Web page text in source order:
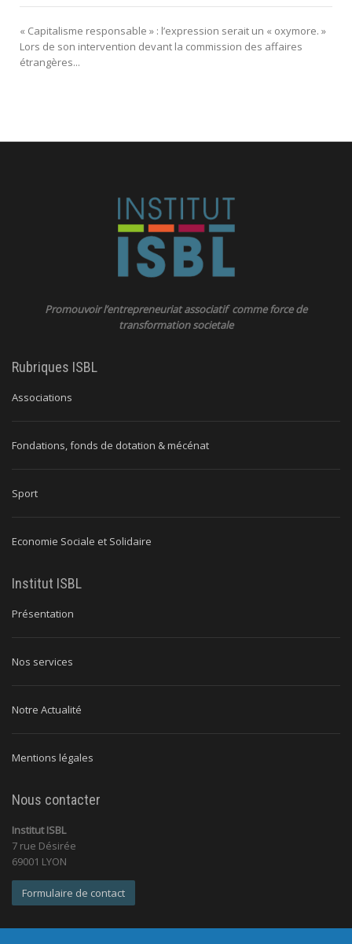
« Capitalisme responsable » : l’expression serait un « oxymore. »
Lors de son intervention devant la commission des affaires
étrangères...
Promouvoir l’entrepreneuriat associatif comme force de
transformation societale
Rubriques ISBL
Associations
Fondations, fonds de dotation & mécénat
Sport
Economie Sociale et Solidaire
Institut ISBL
Présentation
Nos services
Notre Actualité
Mentions légales
Nous contacter
Institut ISBL
7 rue Désirée
69001 LYON
Formulaire de contact